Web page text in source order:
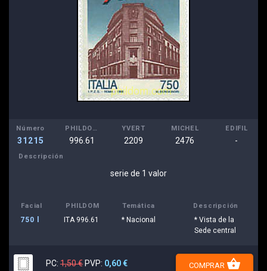
Número
31215
PHILDOM
996.61
YVERT
2209
MICHEL
2476
EDIFIL
-
Descripción
serie de 1 valor
Facial PHILDOM Temática Descripción
750 l ITA 996.61 * Nacional
* Vista de la
Sede central
PC: 1,50 € PVP: 0,60 € COMPRAR shopping_basket